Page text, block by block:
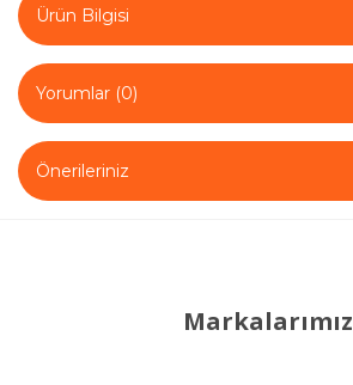
Ürün Bilgisi
Yorumlar (0)
Önerileriniz
Markalarımız